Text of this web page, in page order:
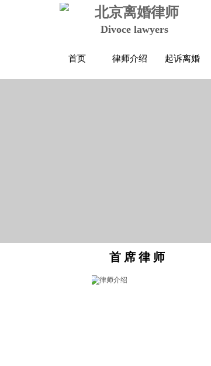
北京离婚律师
Divoce lawyers
首页 律师介绍 起诉离婚
首 席 律 师